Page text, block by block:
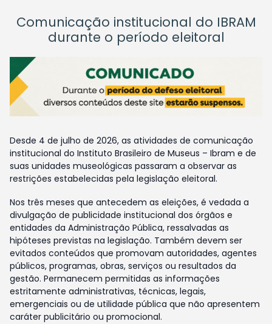
Comunicação institucional do IBRAM
durante o período eleitoral
Desde 4 de julho de 2026, as atividades de comunicação
institucional do Instituto Brasileiro de Museus – Ibram e de
suas unidades museológicas passaram a observar as
restrições estabelecidas pela legislação eleitoral.
Nos três meses que antecedem as eleições, é vedada a
divulgação de publicidade institucional dos órgãos e
entidades da Administração Pública, ressalvadas as
hipóteses previstas na legislação. Também devem ser
evitados conteúdos que promovam autoridades, agentes
públicos, programas, obras, serviços ou resultados da
gestão. Permanecem permitidas as informações
estritamente administrativas, técnicas, legais,
emergenciais ou de utilidade pública que não apresentem
caráter publicitário ou promocional.